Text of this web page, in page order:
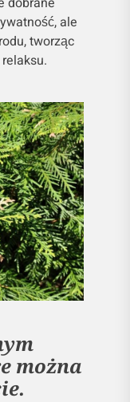
ale
tworząc
można